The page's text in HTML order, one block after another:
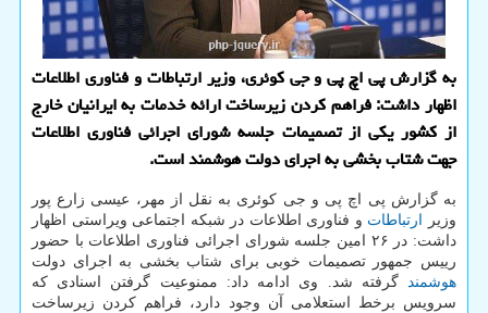
به گزارش پی اچ پی و جی کوئری، وزیر ارتباطات و فناوری اطلاعات
اظهار داشت: فراهم کردن زیرساخت ارائه خدمات به ایرانیان خارج
از کشور یکی از تصمیمات جلسه شورای اجرائی فناوری اطلاعات
جهت شتاب بخشی به اجرای دولت هوشمند است.
به گزارش پی اچ پی و جی کوئری به نقل از مهر، عیسی زارع پور
وزیر ارتباطات و فناوری اطلاعات در شبکه اجتماعی ویراستی اظهار
داشت: در ۲۶ امین جلسه شورای اجرائی فناوری اطلاعات با حضور
رییس جمهور تصمیمات خوبی برای شتاب بخشی به اجرای دولت
هوشمند
گرفته شد. وی ادامه داد: ممنوعیت گرفتن اسنادی که
سرویس برخط استعلامی آن وجود دارد، فراهم کردن زیرساخت